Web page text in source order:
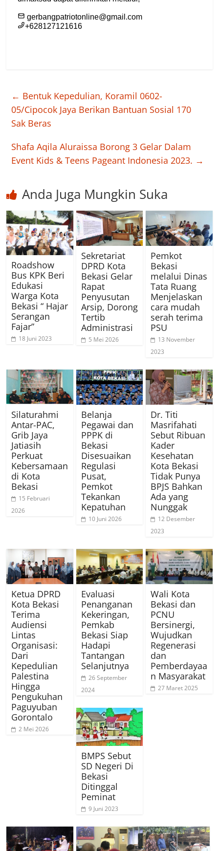
← Bentuk Kepedulian, Koramil 0602-
05/Cipocok Jaya Berikan Bantuan Sosial 170
Sak Beras
Shafa Aqila Aluraissa Borong 3 Gelar Dalam
Event Kids & Teens Pageant Indonesia 2023. →
Anda Juga Mungkin Suka
Roadshow
Bus KPK Beri
Edukasi
Warga Kota
Bekasi “ Hajar
Serangan
Fajar”
18 Juni 2023
Sekretariat
DPRD Kota
Bekasi Gelar
Rapat
Penyusutan
Arsip, Dorong
Tertib
Administrasi
5 Mei 2026
Pemkot
Bekasi
melalui Dinas
Tata Ruang
Menjelaskan
cara mudah
serah terima
PSU
13 November
2023
Silaturahmi
Antar-PAC,
Grib Jaya
Jatiasih
Perkuat
Kebersamaan
di Kota
Bekasi
15 Februari
2026
Belanja
Pegawai dan
PPPK di
Bekasi
Disesuaikan
Regulasi
Pusat,
Pemkot
Tekankan
Kepatuhan
10 Juni 2026
Dr. Titi
Masrifahati
Sebut Ribuan
Kader
Kesehatan
Kota Bekasi
Tidak Punya
BPJS Bahkan
Ada yang
Nunggak
12 Desember
2023
Ketua DPRD
Kota Bekasi
Terima
Audiensi
Lintas
Organisasi:
Dari
Kepedulian
Palestina
Hingga
Pengukuhan
Paguyuban
Gorontalo
2 Mei 2026
Evaluasi
Penanganan
Kekeringan,
Pemkab
Bekasi Siap
Hadapi
Tantangan
Selanjutnya
26 September
2024
Wali Kota
Bekasi dan
PCNU
Bersinergi,
Wujudkan
Regenerasi
dan
Pemberdayaa
n Masyarakat
27 Maret 2025
BMPS Sebut
SD Negeri Di
Bekasi
Ditinggal
Peminat
9 Juni 2023